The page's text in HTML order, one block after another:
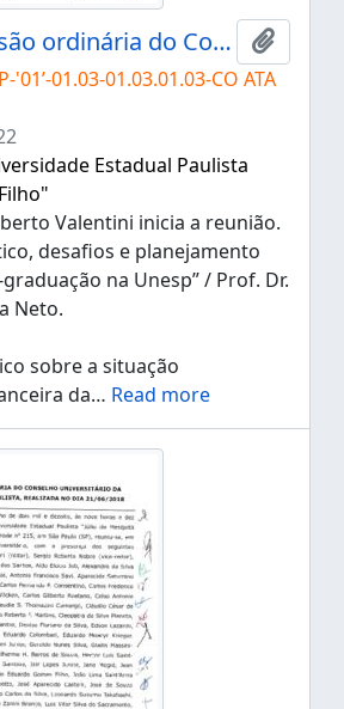
Ata da 245ª sessão ordinária do Conselho Universitário da Unesp de 22/02/2018
Add to
'01’-01.03-01.03.01.03-CO ATA
Estadual Paulista
Valentini inicia a reunião.
desafios e planejamento
na Unesp” / Prof. Dr.
Neto.
sobre a situação
da… Read more